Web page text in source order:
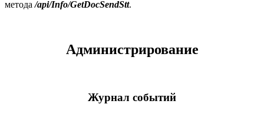
метода/api/Info/GetDocSendStt.
Администрирование
Журнал событий